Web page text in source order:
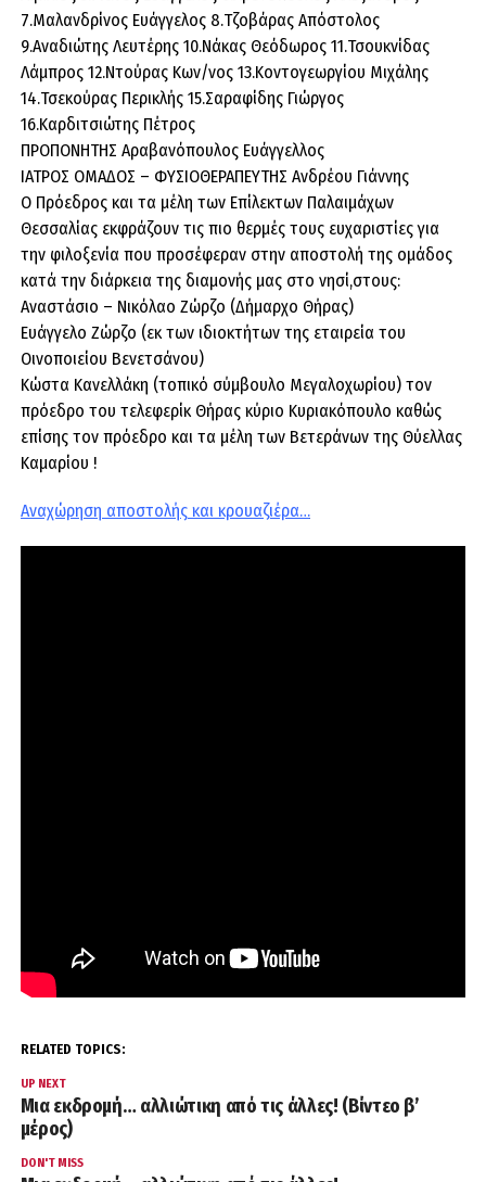
7.Μαλανδρίνος Ευάγγελος 8.Τζοβάρας Απόστολος
9.Αναδιώτης Λευτέρης 10.Νάκας Θεόδωρος 11.Τσουκνίδας
Λάμπρος 12.Ντούρας Κων/νος 13.Κοντογεωργίου Μιχάλης
14.Τσεκούρας Περικλής 15.Σαραφίδης Γιώργος
16.Καρδιτσιώτης Πέτρος
ΠΡΟΠΟΝΗΤΗΣ Αραβανόπουλος Ευάγγελλος
ΙΑΤΡΟΣ ΟΜΑΔΟΣ – ΦΥΣΙΟΘΕΡΑΠΕΥΤΗΣ Ανδρέου Γιάννης
Ο Πρόεδρος και τα μέλη των Επίλεκτων Παλαιμάχων
Θεσσαλίας εκφράζουν τις πιο θερμές τους ευχαριστίες για
την φιλοξενία που προσέφεραν στην αποστολή της ομάδος
κατά την διάρκεια της διαμονής μας στο νησί,στους:
Αναστάσιο – Νικόλαο Ζώρζο (Δήμαρχο Θήρας)
Ευάγγελο Ζώρζο (εκ των ιδιοκτήτων της εταιρεία του
Οινοποιείου Βενετσάνου)
Κώστα Κανελλάκη (τοπικό σύμβουλο Μεγαλοχωρίου) τον
πρόεδρο του τελεφερίκ Θήρας κύριο Κυριακόπουλο καθώς
επίσης τον πρόεδρο και τα μέλη των Βετεράνων της Θύελλας
Καμαρίου !
Αναχώρηση αποστολής και κρουαζιέρα…
RELATED TOPICS:
UP NEXT
Μια εκδρομή… αλλιώτικη από τις άλλες! (Βίντεο β’
μέρος)
DON'T MISS